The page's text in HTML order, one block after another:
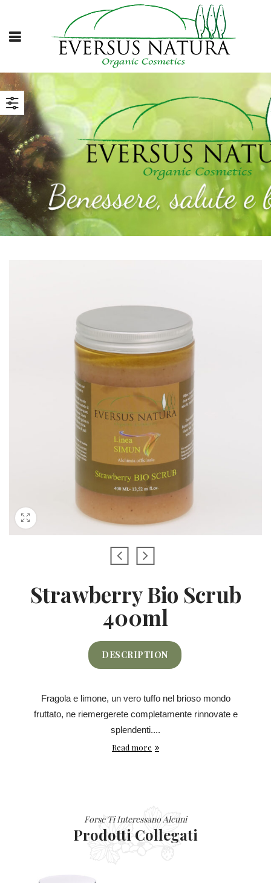
Strawberry Bio Scrub
400ml
DESCRIPTION
Fragola e limone, un vero tuffo nel brioso mondo
fruttato, ne riemergerete completamente rinnovate e
splendenti....
Read more
Forse Ti Interessano Alcuni
Prodotti Collegati